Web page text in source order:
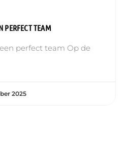
PERFECT TEAM
perfect team Op de
2025